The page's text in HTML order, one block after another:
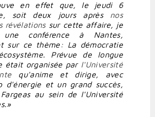
en effet que, le jeudi 6
soit deux jours après nos
révélationssur cette affaire, je
une conférence à Nantes,
sur ce thème: La démocratie
. Prévue de longue
était organisée par l'Université
qu'anime et dirige, avec
d'énergie et un grand succès,
Fargeas au sein de l'Université